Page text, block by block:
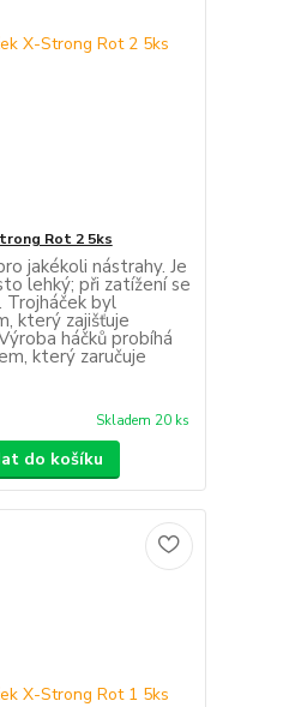
Rot 2 5ks
jakékoli nástrahy. Je
lehký; při zatížení se
Trojháček byl
který zajišťuje
háčků probíhá
který zaručuje
Skladem 20 ks
do košíku